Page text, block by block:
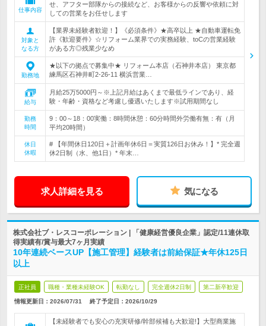
仕事内容
せ、アフター部隊からの接続など、お客様からの反響や依頼に対
しての営業をお任せします
対象と
なる方
【業界未経験者歓迎！】《必須条件》★高卒以上 ★自動車運転免
許《歓迎要件》☆リフォーム業界での実務経験、toCの営業経験
がある方◎残業少なめ
勤務地
★以下の拠点で募集中★ リフォーム本店（石神井本店） 東京都
練馬区石神井町2-26-11 横浜営業…
給与
月給25万5000円～※上記月給はあくまで最低ラインであり、経
験・年齢・資格など考慮し優遇いたします※試用期間なし
勤務
時間
9：00～18：00実働：8時間休憩：60分時間外労働有無：有（月
平均20時間）
休日
休暇
# 【年間休日120日＋計画年休6日＝実質126日お休み！】* 完全週
休2日制（水、他1日）* 年末…
求人詳細を見る 気になる
株式会社ブ・レスコーポレーション | 「健康経営優良企業」認定/11連休取
得実績有/賞与最大7ヶ月実績
10年連続ベースUP【施工管理】経験者は前給保証★年休125日
以上
正社員 職種・業種未経験OK 転勤なし 完全週休2日制 第二新卒歓迎
情報更新日：2026/07/31 終了予定日： 2026/10/29
【未経験者でも安心の充実研修/幹部候補も大歓迎!】大型商業施